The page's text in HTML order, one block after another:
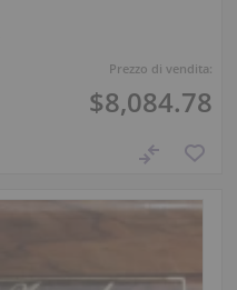
Prezzo di vendita:
$8,084.78